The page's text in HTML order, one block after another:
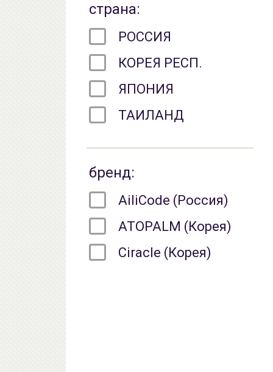
страна:
РОССИЯ
КОРЕЯ РЕСП.
ЯПОНИЯ
ТАИЛАНД
бренд:
AiliCode (Россия)
ATOPALM (Корея)
Ciracle (Корея)